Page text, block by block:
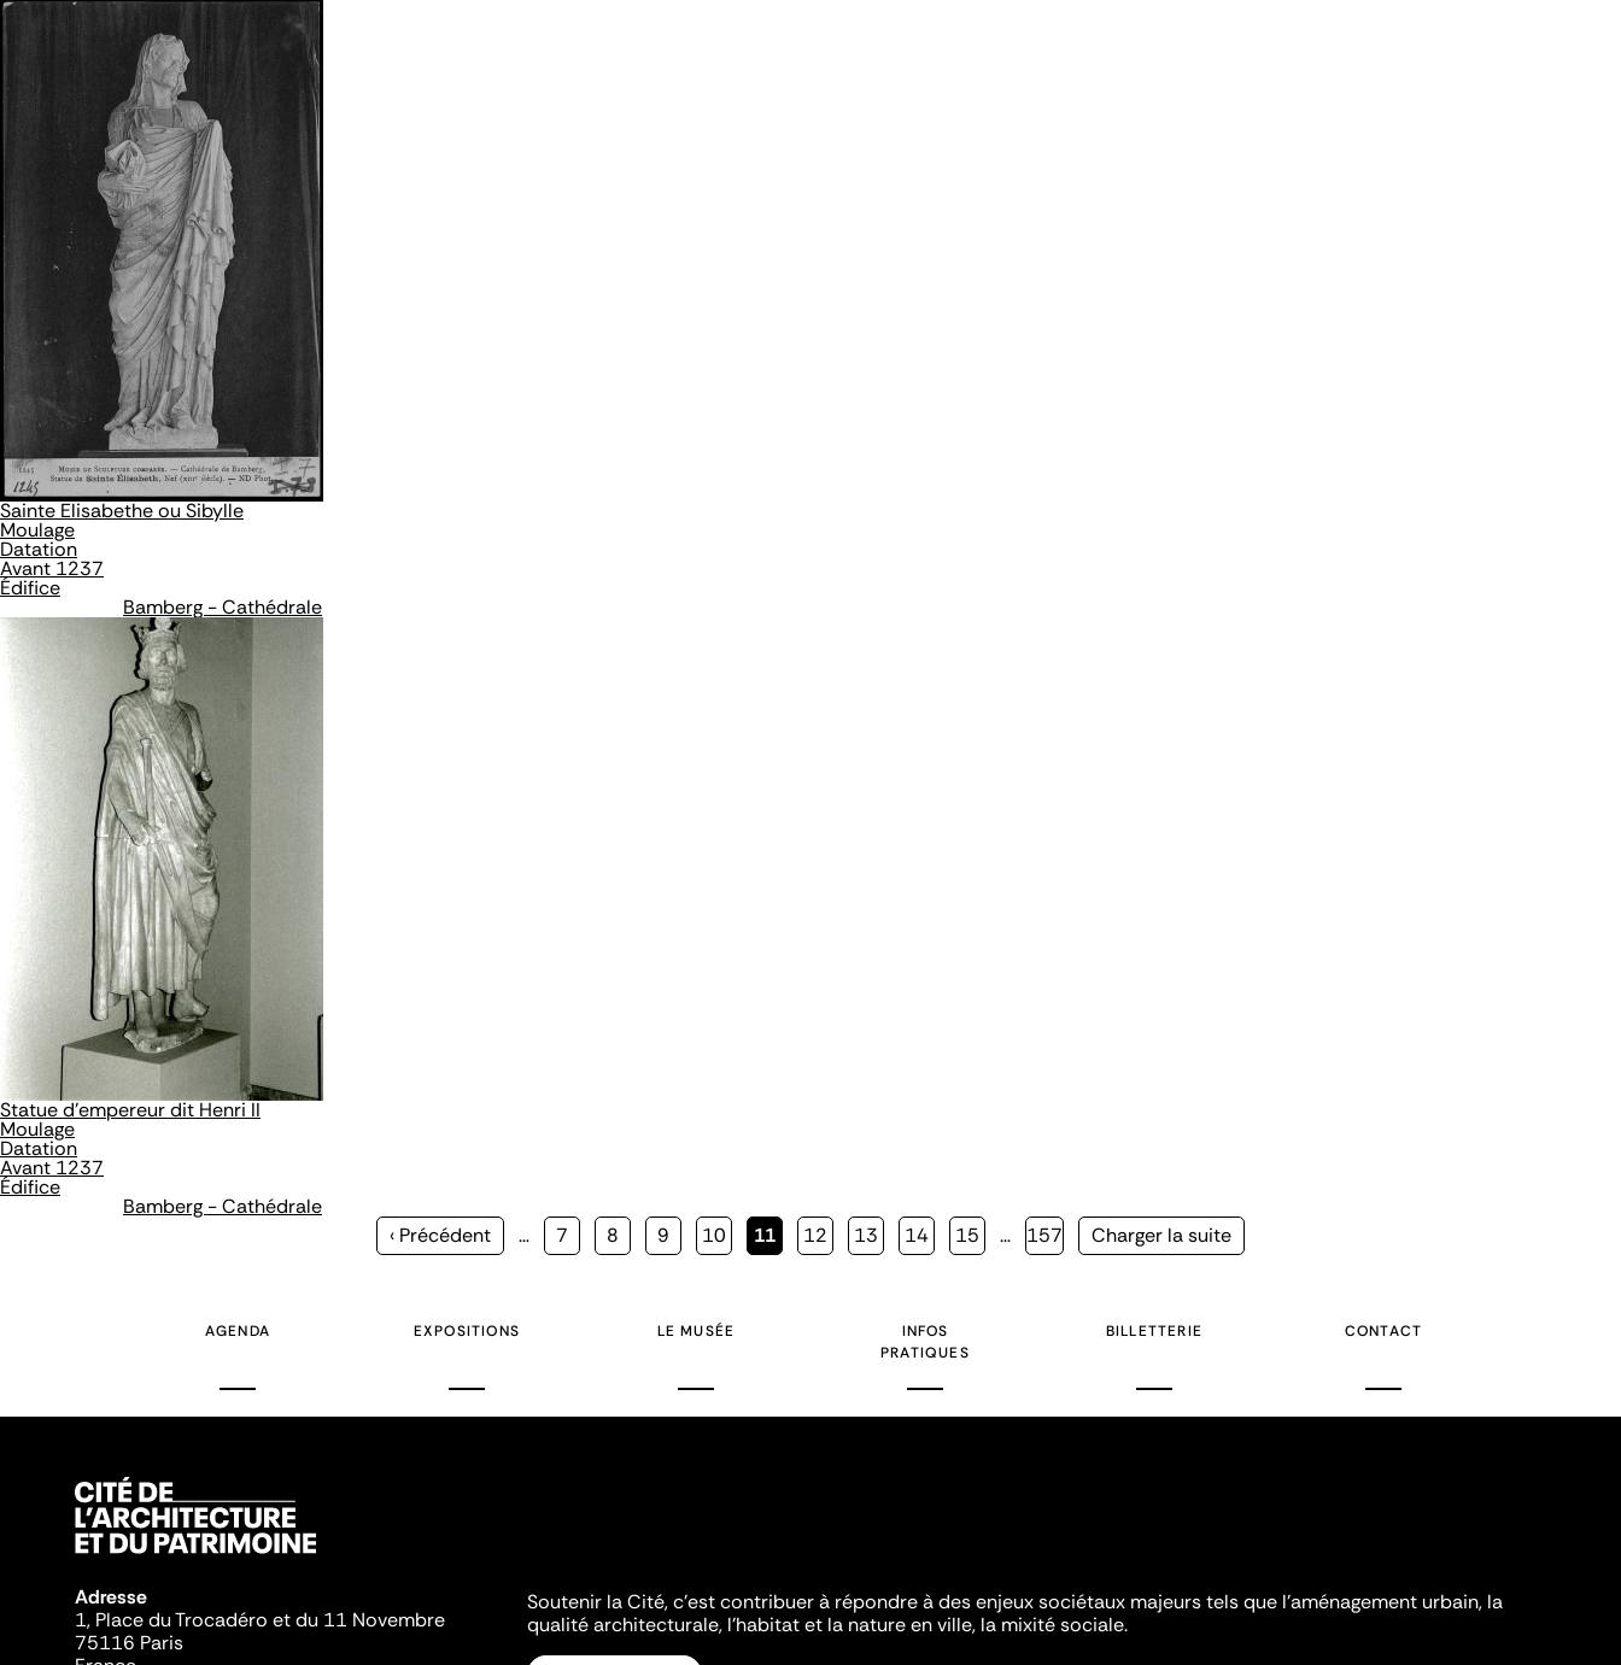
Sainte Elisabethe ou Sibylle
Moulage
Datation
Avant 1237
Édifice
Bamberg - Cathédrale
Statue d'empereur dit Henri II
Moulage
Datation
Avant 1237
Édifice
Bamberg - Cathédrale
Page
‹ Précédent … Page
7 Page
8 Page
9 Page
10
Page
11 Page
12 Page
13 Page
14 Page
15 … Page
157
Page
Charger la suite
AGENDA EXPOSITIONS LE MUSÉE
INFOS
PRATIQUES
BILLETTERIE CONTACT
Adresse
1, Place du Trocadéro et du 11 Novembre
75116 Paris
Soutenir la Cité, c'est contribuer à répondre à des enjeux sociétaux majeurs tels que l'aménagement urbain, la
qualité architecturale, l'habitat et la nature en ville, la mixité sociale.